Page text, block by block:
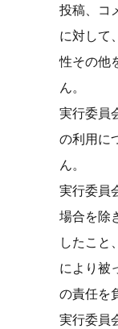
投稿、コ
に対して
性その他
ん。
実行委員
の利用に
ん。
実行委員
場合を除
したこと
により被
の責任を
実行委員